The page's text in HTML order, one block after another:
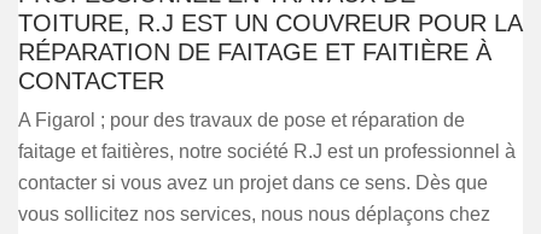
TOITURE, R.J EST UN COUVREUR POUR LA
RÉPARATION DE FAITAGE ET FAITIÈRE À
CONTACTER
A Figarol ; pour des travaux de pose et réparation de
faitage et faitières, notre société R.J est un professionnel à
contacter si vous avez un projet dans ce sens. Dès que
vous sollicitez nos services, nous nous déplaçons chez